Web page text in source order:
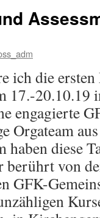
ich die
17.-20.10.19
engagierte
Orgateam
haben diese
von
GFK-